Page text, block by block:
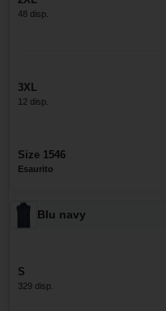
48 disp.
3XL
12 disp.
Size 1546
Esaurito
Blu navy
S
329 disp.